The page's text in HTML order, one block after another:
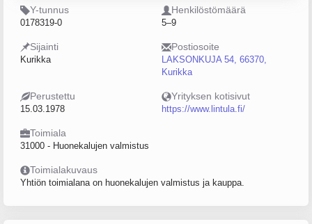
Y-tunnus
0178319-0
Henkilöstömäärä
5–9
Sijainti
Kurikka
Postiosoite
LAKSONKUJA 54, 66370,
Kurikka
Perustettu
15.03.1978
Yrityksen kotisivut
https://www.lintula.fi/
Toimiala
31000 - Huonekalujen valmistus
Toimialakuvaus
Yhtiön toimialana on huonekalujen valmistus ja kauppa.